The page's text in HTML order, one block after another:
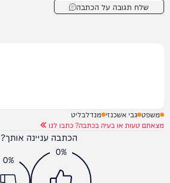
שלח תגובה על הכתבה
משפט גבי אשכנזי מנדלבליט
מצאתם טעות או בעיה בכתבה? כתבו לנו
הכתבה עניינה אותך?
0%
0%